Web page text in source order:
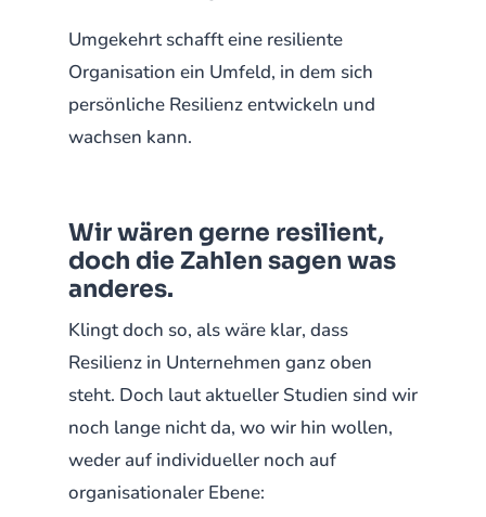
Umgekehrt schafft eine resiliente
Organisation ein Umfeld, in dem sich
persönliche Resilienz entwickeln und
wachsen kann.
Wir wären gerne resilient,
doch die Zahlen sagen was
anderes.
Klingt doch so, als wäre klar, dass
Resilienz in Unternehmen ganz oben
steht. Doch laut aktueller Studien sind wir
noch lange nicht da, wo wir hin wollen,
weder auf individueller noch auf
organisationaler Ebene: